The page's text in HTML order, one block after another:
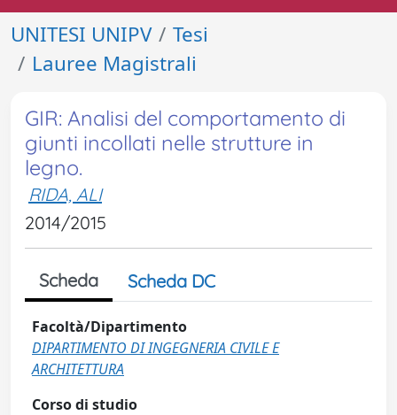
UNITESI UNIPV
Tesi
Lauree Magistrali
GIR: Analisi del comportamento di
giunti incollati nelle strutture in
legno.
RIDA, ALI
2014/2015
Scheda Scheda DC
Facoltà/Dipartimento
DIPARTIMENTO DI INGEGNERIA CIVILE E
ARCHITETTURA
Corso di studio